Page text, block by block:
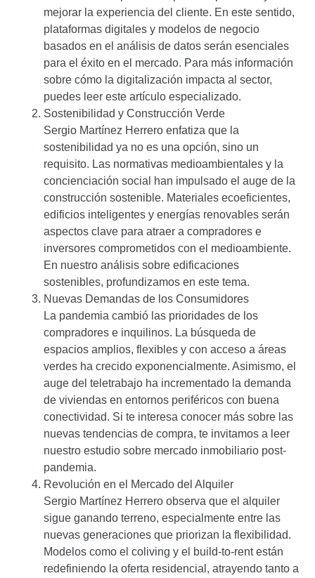
mejorar la experiencia del cliente. En este sentido,
plataformas digitales y modelos de negocio
basados en el análisis de datos serán esenciales
para el éxito en el mercado. Para más información
sobre cómo la digitalización impacta al sector,
puedes leer esteartículo especializado.
Sostenibilidad y Construcción Verde
Sergio Martínez Herrero enfatiza que la
sostenibilidad ya no es una opción, sino un
requisito. Las normativas medioambientales y la
concienciación social han impulsado el auge de la
construcción sostenible. Materiales ecoeficientes,
edificios inteligentes y energías renovables serán
aspectos clave para atraer a compradores e
inversores comprometidos con el medioambiente.
En nuestro análisis sobreedificaciones
sostenibles, profundizamos en este tema.
Nuevas Demandas de los Consumidores
La pandemia cambió las prioridades de los
compradores e inquilinos. La búsqueda de
espacios amplios, flexibles y con acceso a áreas
verdes ha crecido exponencialmente. Asimismo, el
auge del teletrabajo ha incrementado la demanda
de viviendas en entornos periféricos con buena
conectividad. Si te interesa conocer más sobre las
nuevas tendencias de compra, te invitamos a leer
nuestro estudio sobre mercado inmobiliario post-
pandemia.
Revolución en el Mercado del Alquiler
Sergio Martínez Herrero observa que el alquiler
sigue ganando terreno, especialmente entre las
nuevas generaciones que priorizan la flexibilidad.
Modelos como el coliving y el build-to-rent están
redefiniendo la oferta residencial, atrayendo tanto a